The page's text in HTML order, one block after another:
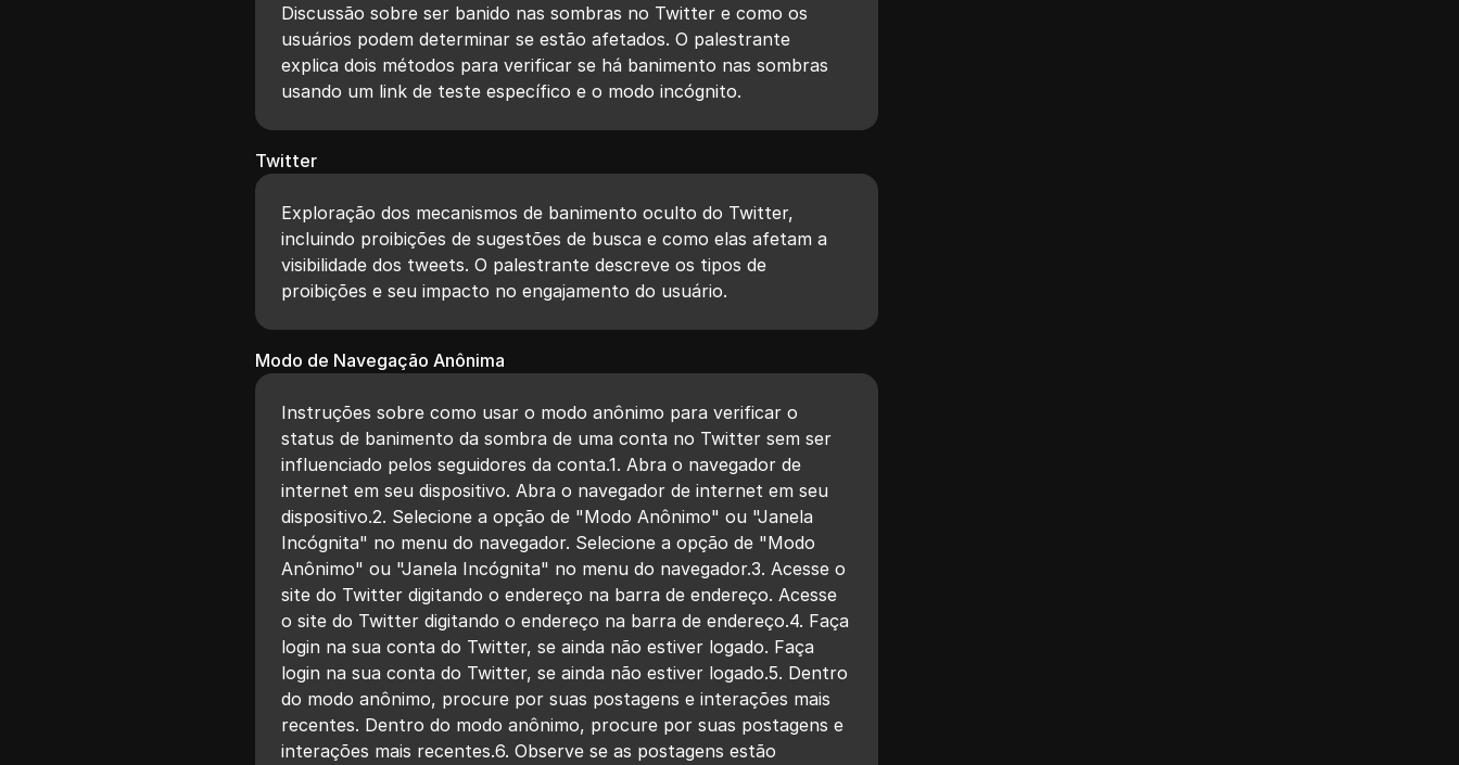
Discussão sobre ser banido nas sombras no Twitter e como os
usuários podem determinar se estão afetados. O palestrante
explica dois métodos para verificar se há banimento nas sombras
usando um link de teste específico e o modo incógnito.
Twitter
Exploração dos mecanismos de banimento oculto do Twitter,
incluindo proibições de sugestões de busca e como elas afetam a
visibilidade dos tweets. O palestrante descreve os tipos de
proibições e seu impacto no engajamento do usuário.
Modo de Navegação Anônima
Instruções sobre como usar o modo anônimo para verificar o
status de banimento da sombra de uma conta no Twitter sem ser
influenciado pelos seguidores da conta.1. Abra o navegador de
internet em seu dispositivo. Abra o navegador de internet em seu
dispositivo.2. Selecione a opção de "Modo Anônimo" ou "Janela
Incógnita" no menu do navegador. Selecione a opção de "Modo
Anônimo" ou "Janela Incógnita" no menu do navegador.3. Acesse o
site do Twitter digitando o endereço na barra de endereço. Acesse
o site do Twitter digitando o endereço na barra de endereço.4. Faça
login na sua conta do Twitter, se ainda não estiver logado. Faça
login na sua conta do Twitter, se ainda não estiver logado.5. Dentro
do modo anônimo, procure por suas postagens e interações mais
recentes. Dentro do modo anônimo, procure por suas postagens e
interações mais recentes.6. Observe se as postagens estão